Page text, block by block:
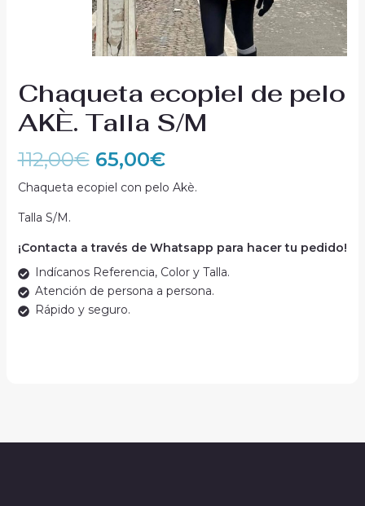
Chaqueta ecopiel de pelo
AKÈ. Talla S/M
112,00€ 65,00€
Chaqueta ecopiel con pelo Akè.
Talla S/M.
¡Contacta a través de Whatsapp para hacer tu pedido!
Indícanos Referencia, Color y Talla.
Atención de persona a persona.
Rápido y seguro.